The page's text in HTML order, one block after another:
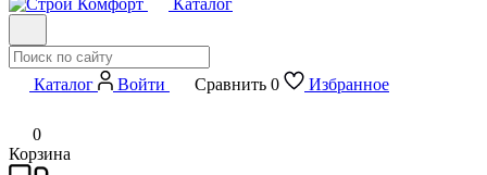
Каталог
Каталог Войти Сравнить 0 Избранное
0
Корзина